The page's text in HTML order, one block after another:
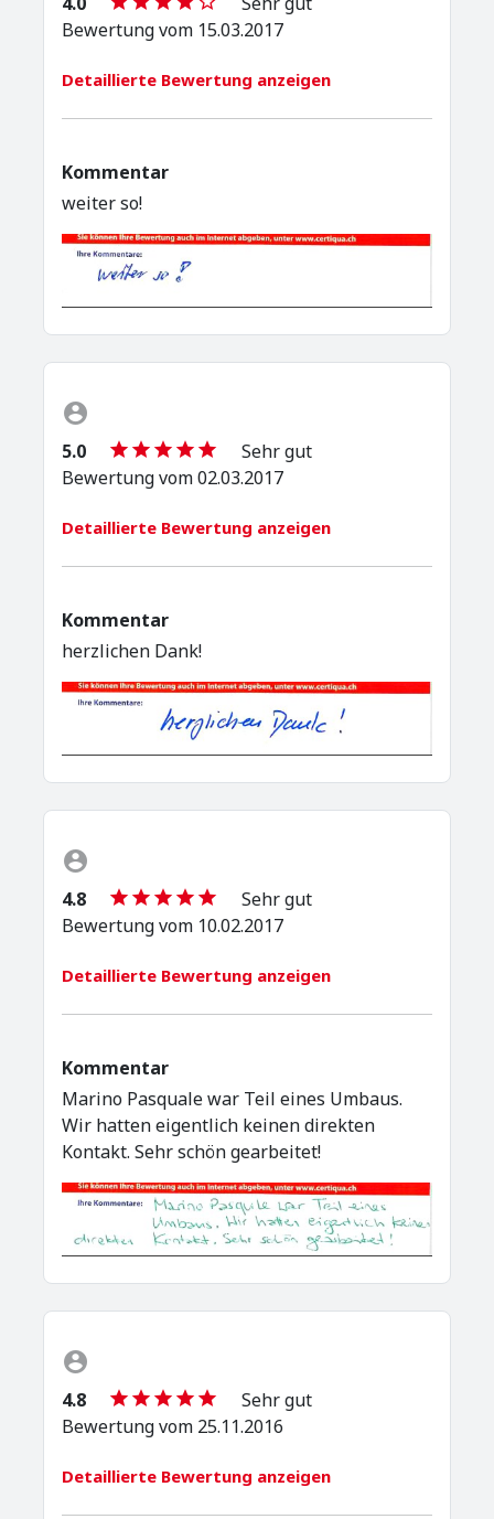
Bewertung vom 15.03.2017
Detaillierte Bewertung anzeigen
Kommentar
weiter so!
5.0
Sehr gut
Bewertung vom 02.03.2017
Detaillierte Bewertung anzeigen
Kommentar
herzlichen Dank!
4.8
Sehr gut
Bewertung vom 10.02.2017
Detaillierte Bewertung anzeigen
Kommentar
Marino Pasquale war Teil eines Umbaus.
Wir hatten eigentlich keinen direkten
Kontakt. Sehr schön gearbeitet!
4.8
Sehr gut
Bewertung vom 25.11.2016
Detaillierte Bewertung anzeigen